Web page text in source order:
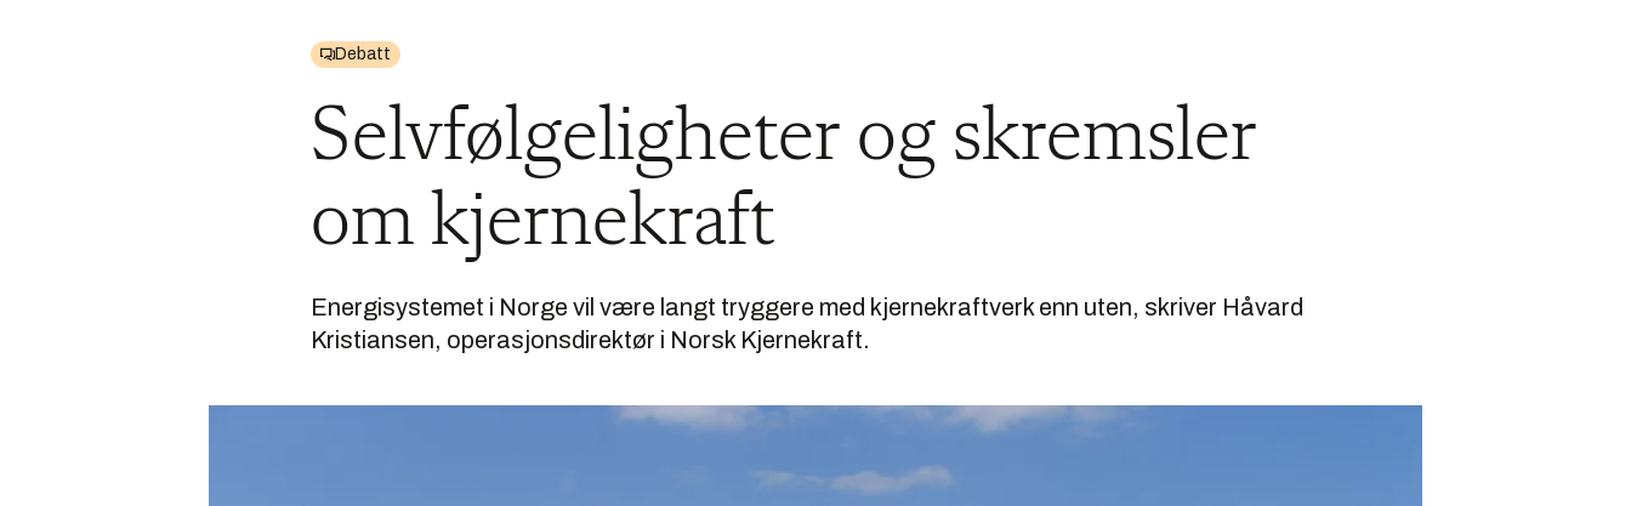
Debatt
Selvfølgeligheter og skremsler
om kjernekraft
Energisystemet i Norge vil være langt tryggere med kjernekraftverk enn uten, skriver Håvard
Kristiansen, operasjonsdirektør i Norsk Kjernekraft.